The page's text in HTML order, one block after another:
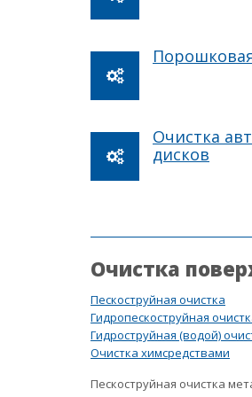
Очистка
дисков
Очистка
Пескоструйная очистка
Гидропескоструйная
Гидроструйная (водой)
Очистка химсредствами
Пескоструйная очистка